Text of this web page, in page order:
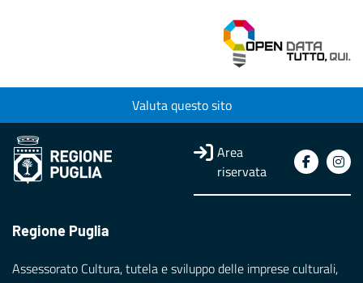
Valuta questo sito
Area
riservata
Regione Puglia
Assessorato Cultura, tutela e sviluppo delle imprese culturali,